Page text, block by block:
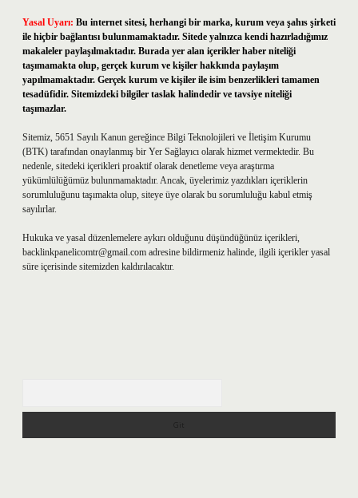
Yasal Uyarı: Bu internet sitesi, herhangi bir marka, kurum veya şahıs şirketi
ile hiçbir bağlantısı bulunmamaktadır. Sitede yalnızca kendi hazırladığımız
makaleler paylaşılmaktadır. Burada yer alan içerikler haber niteliği
taşımamakta olup, gerçek kurum ve kişiler hakkında paylaşım
yapılmamaktadır. Gerçek kurum ve kişiler ile isim benzerlikleri tamamen
tesadüfidir. Sitemizdeki bilgiler taslak halindedir ve tavsiye niteliği
taşımazlar.
Sitemiz, 5651 Sayılı Kanun gereğince Bilgi Teknolojileri ve İletişim Kurumu
(BTK) tarafından onaylanmış bir Yer Sağlayıcı olarak hizmet vermektedir. Bu
nedenle, sitedeki içerikleri proaktif olarak denetleme veya araştırma
yükümlülüğümüz bulunmamaktadır. Ancak, üyelerimiz yazdıkları içeriklerin
sorumluluğunu taşımakta olup, siteye üye olarak bu sorumluluğu kabul etmiş
sayılırlar.
Hukuka ve yasal düzenlemelere aykırı olduğunu düşündüğünüz içerikleri,
backlinkpanelicomtr@gmail.com adresine bildirmeniz halinde, ilgili içerikler yasal
süre içerisinde sitemizden kaldırılacaktır.